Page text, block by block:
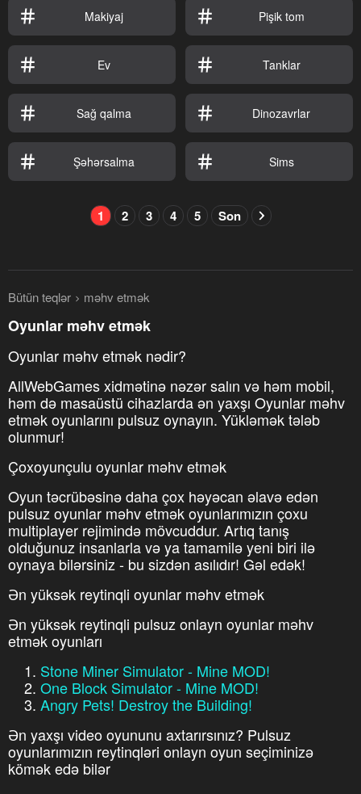
Makiyaj Pişik tom
Ev Tanklar
Sağ qalma Dinozavrlar
Şəhərsalma Sims
1 2 3 4 5 Son
Bütün teqlər məhv etmək
Oyunlar məhv etmək
Oyunlar məhv etmək nədir?
AllWebGames xidmətinə nəzər salın və həm mobil,
həm də masaüstü cihazlarda ən yaxşı Oyunlar məhv
etmək oyunlarını pulsuz oynayın. Yükləmək tələb
olunmur!
Çoxoyunçulu oyunlar məhv etmək
Oyun təcrübəsinə daha çox həyəcan əlavə edən
pulsuz oyunlar məhv etmək oyunlarımızın çoxu
multiplayer rejimində mövcuddur. Artıq tanış
olduğunuz insanlarla və ya tamamilə yeni biri ilə
oynaya bilərsiniz - bu sizdən asılıdır! Gəl edək!
Ən yüksək reytinqli oyunlar məhv etmək
Ən yüksək reytinqli pulsuz onlayn oyunlar məhv
etmək oyunları
Stone Miner Simulator - Mine MOD!
One Block Simulator - Mine MOD!
Angry Pets! Destroy the Building!
Ən yaxşı video oyununu axtarırsınız? Pulsuz
oyunlarımızın reytinqləri onlayn oyun seçiminizə
kömək edə bilər